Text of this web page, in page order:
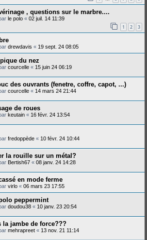
, questions sur le marbre....
le polo « 02 juil. 14 11:39
1 2 3
drewdavis « 19 sept. 24 08:05
du nez
courcelle « 15 juin 24 06:19
des ouvrants (fenetre, coffre, capot, ...)
courcelle « 14 mars 24 21:44
de roues
keutain « 16 févr. 24 13:54
fredoppède « 10 févr. 24 10:44
la rouille sur un métal?
Bertish67 « 08 janv. 24 14:28
en mode ferme
virlo « 06 mars 23 17:55
peppermint
doudou38 « 10 janv. 23 20:54
la jambe de force???
mehrapreet « 13 nov. 21 11:14